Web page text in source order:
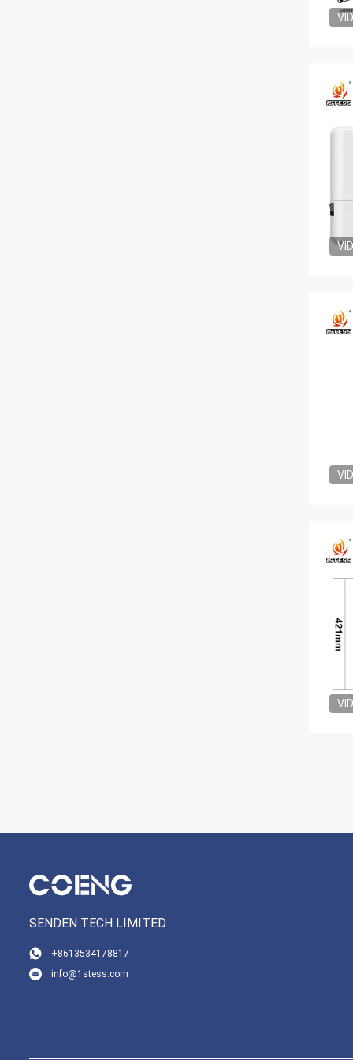
SENDEN TECH LIMITED
+8613534178817
info@1stess.com